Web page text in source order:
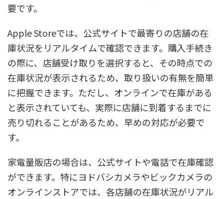
要です。
Apple Storeでは、公式サイトで最寄りの店舗の在
庫状況をリアルタイムで確認できます。購入手続き
の際に、店舗受け取りを選択すると、その時点での
在庫状況が表示されるため、取り扱いの有無を簡単
に把握できます。ただし、オンラインで在庫がある
と表示されていても、実際に店舗に到着するまでに
売り切れることがあるため、早めの対応が必要で
す。
家電量販店の場合は、公式サイトや電話で在庫確認
ができます。特にヨドバシカメラやビックカメラの
オンラインストアでは、各店舗の在庫状況がリアル